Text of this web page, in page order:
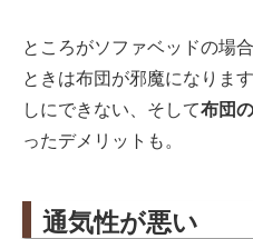
ところがソファベッドの場
ときは布団が邪魔になりま
しにできない、そして布団
ったデメリットも。
通気性が悪い